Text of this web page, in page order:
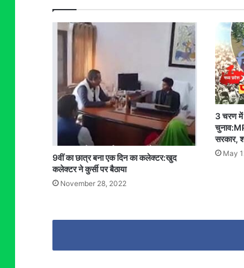
9वीं का छात्र बना एक दिन का कलेक्टर:खुद
कलेक्टर ने कुर्सी पर बैठाया
November 28, 2022
3 चरण में
सरकार,
May